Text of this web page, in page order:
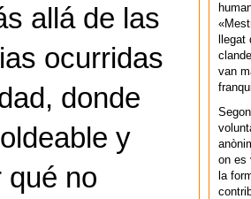
allá de las
ocurridas
donde
y
qué no
van
on es
la